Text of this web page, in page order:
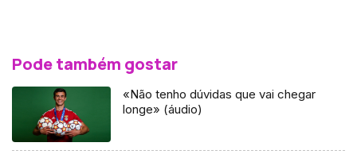
Pode também gostar
«Não tenho dúvidas que vai chegar
longe» (áudio)